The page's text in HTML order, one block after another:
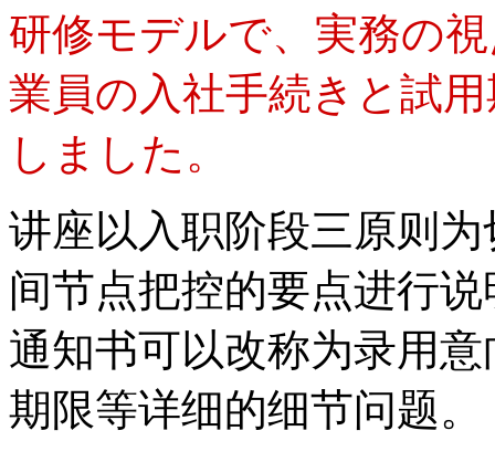
研修モデルで、実務の
業員の入社手続きと試
しました。
讲座以入职阶段三原则
间节点把控的要点进行
通知书可以改称为录用
期限等详细的细节问题。